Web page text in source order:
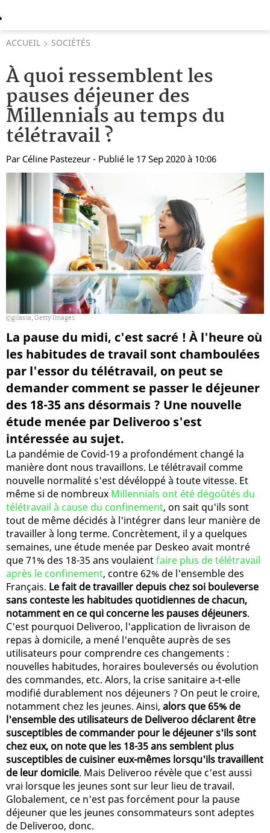
ACCUEIL SOCIÉTÉS
À quoi ressemblent les
pauses déjeuner des
Millennials au temps du
télétravail ?
Par Céline Pastezeur - Publié le 17 Sep 2020 à 10:06
gilaxia, Getty Images
La pause du midi, c'est sacré ! À l'heure où
les habitudes de travail sont chamboulées
par l'essor du télétravail, on peut se
demander comment se passer le déjeuner
des 18-35 ans désormais ? Une nouvelle
étude menée par Deliveroo s'est
intéressée au sujet.
La pandémie de Covid-19 a profondément changé la
manière dont nous travaillons. Le télétravail comme
nouvelle normalité s'est dévéloppé à toute vitesse. Et
même si de nombreux Millennials ont été dégoûtés du
télétravail à cause du confinement, on sait qu'ils sont
tout de même décidés à l'intégrer dans leur manière de
travailler à long terme. Concrètement, il y a quelques
semaines, une étude menée par Deskeo avait montré
que 71% des 18-35 ans voulaientfaire plus de télétravail
après le confinement, contre 62% de l'ensemble des
Français. Le fait de travailler depuis chez soi bouleverse
sans conteste les habitudes quotidiennes de chacun,
notamment en ce qui concerne les pauses déjeuners.
C'est pourquoi Deliveroo, l'application de livraison de
repas à domicile, a mené l'enquête auprès de ses
utilisateurs pour comprendre ces changements :
nouvelles habitudes, horaires bouleversés ou évolution
des commandes, etc. Alors, la crise sanitaire a-t-elle
modifié durablement nos déjeuners ? On peut le croire,
notamment chez les jeunes. Ainsi, alors que 65% de
l'ensemble des utilisateurs de Deliveroo déclarent être
susceptibles de commander pour le déjeuner s'ils sont
chez eux, on note que les 18-35 ans semblent plus
susceptibles de cuisiner eux-mêmes lorsqu'ils travaillent
de leur domicile. Mais Deliveroo révèle que c'est aussi
vrai lorsque les jeunes sont sur leur lieu de travail.
Globalement, ce n'est pas forcément pour la pause
déjeuner que les jeunes consommateurs sont adeptes
de Deliveroo, donc.